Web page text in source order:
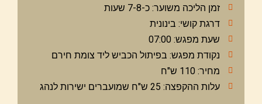
זמן הליכה משוער: כ-7-8 שעות
דרגת קושי: בינונית
שעת מפגש: 07:00
נקודת מפגש: בפיתול הכביש ליד צומת חירם
מחיר: 110 ש"ח
עלות ההקפצה: 25 ש"ח שמועברים ישירות לנהג